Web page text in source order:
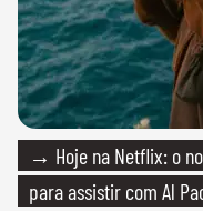
→ Hoje na Netflix: o
para assistir com Al